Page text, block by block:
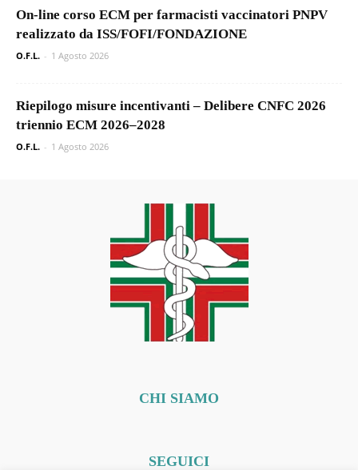
On-line corso ECM per farmacisti vaccinatori PNPV
realizzato da ISS/FOFI/FONDAZIONE
O.F.L. - 1 Agosto 2026
Riepilogo misure incentivanti – Delibere CNFC 2026
triennio ECM 2026–2028
O.F.L. - 1 Agosto 2026
CHI SIAMO
SEGUICI